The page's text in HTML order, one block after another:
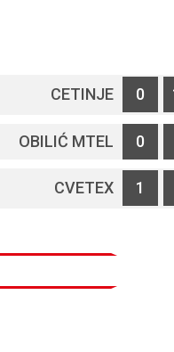
CETINJE 0
OBILIĆ MTEL 0
CVETEX 1